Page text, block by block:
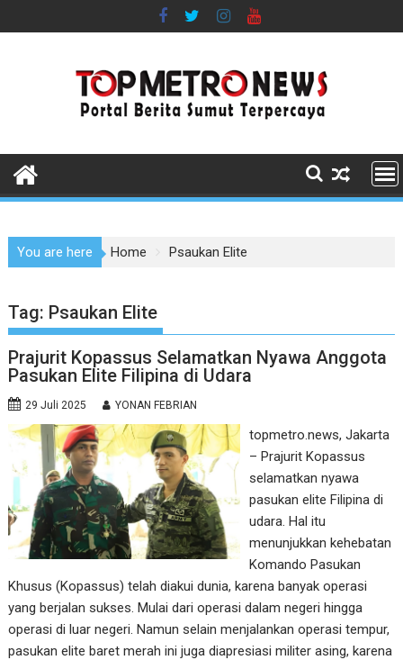
to
You are here Home Psaukan Elite
Tag: Psaukan Elite
Prajurit Kopassus Selamatkan Nyawa Anggota
Pasukan Elite Filipina di Udara
29 Juli 2025 YONAN FEBRIAN
topmetro.news, Jakarta
– Prajurit Kopassus
selamatkan nyawa
pasukan elite Filipina di
udara. Hal itu
menunjukkan kehebatan
Komando Pasukan
Khusus (Kopassus) telah diakui dunia, karena banyak operasi
yang berjalan sukses. Mulai dari operasi dalam negeri hingga
operasi di luar negeri. Namun selain menjalankan operasi tempur,
pasukan elite baret merah ini juga diapresiasi militer asing, karena